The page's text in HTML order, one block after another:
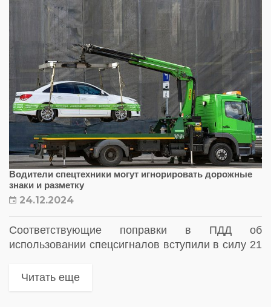
Водители спецтехники могут игнорировать дорожные
знаки и разметку
24.12.2024
Соответствующие поправки в ПДД об
использовании спецсигналов вступили в силу 21
Читать еще